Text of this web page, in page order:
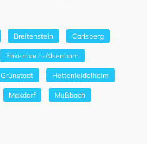
Breitenstein Carlsberg
Enkenbach-Alsenborn
Grünstadt Hettenleidelheim
Maxdorf Mußbach